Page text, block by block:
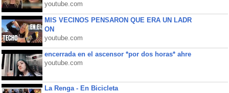
youtube.com
MIS VECINOS PENSARON QUE ERA UN LADR
ON
youtube.com
encerrada en el ascensor *por dos horas* ahre
youtube.com
La Renga - En Bicicleta